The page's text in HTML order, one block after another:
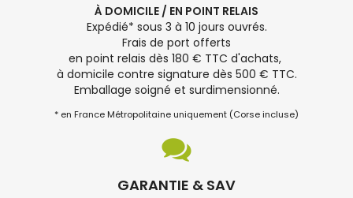
À DOMICILE / EN POINT RELAIS
Expédié* sous 3 à 10 jours ouvrés.
Frais de port offerts
en point relais dès 180 € TTC d'achats,
à domicile contre signature dès 500 € TTC.
Emballage soigné et surdimensionné.
* en France Métropolitaine uniquement (Corse incluse)
GARANTIE & SAV